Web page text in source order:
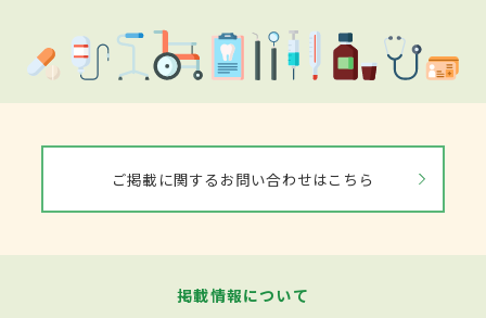
ご掲載に関するお問い合わせはこちら
掲載情報について